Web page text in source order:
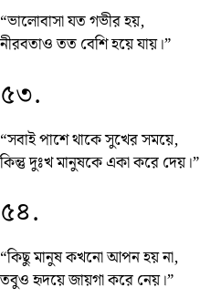
“ভালোবাসা যত গভীর হয়,
নীরবতাও তত বেশি হয়ে যায়।”
৫৩.
“সবাই পাশে থাকে সুখের সময়ে,
কিন্তু দুঃখ মানুষকে একা করে দেয়।”
৫৪.
“কিছু মানুষ কখনো আপন হয় না,
তবুও হৃদয়ে জায়গা করে নেয়।”